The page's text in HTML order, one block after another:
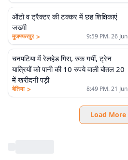
ऑटो व ट्रैक्टर की टक्कर में छह शिक्षिकाएं
जख्मी
मुजफ्फरपुर > 9:59 PM. 26 Jun
चनपटिया में रेलहेड गिरा, रुक गयीं, ट्रेन
यात्रियों को पानी की 10 रुपये वाली बोतल 20
में खरीदनी पड़ी
बेतिया > 8:49 PM. 21 Jun
Load More